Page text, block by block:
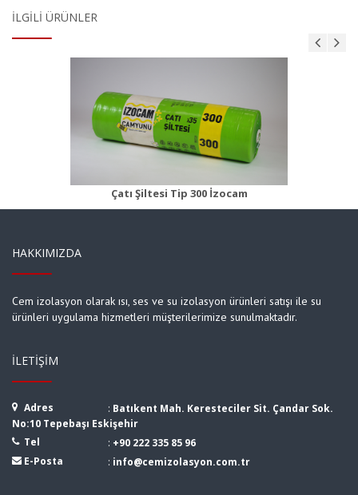
İLGILI ÜRÜNLER
Çatı Şiltesi Tip 300 İzocam
Çatı Şiltesi Tip 350
Ürün Detayı
HAKKIMIZDA
Cem izolasyon olarak ısı, ses ve su izolasyon ürünleri satışı ile su
ürünleri uygulama hizmetleri müşterilerimize sunulmaktadır.
İLETIŞIM
Adres : Batıkent Mah. Keresteciler Sit. Çandar Sok.
No:10 Tepebaşı Eskişehir
Tel
: +90 222 335 85 96
E-Posta
: info@cemizolasyon.com.tr